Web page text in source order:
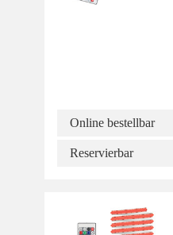
Online bestellbar
Reservierbar